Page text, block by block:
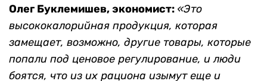
Олег Буклемишев, экономист: «Это
высококалорийная продукция, которая
замещает, возможно, другие товары, которые
попали под ценовое регулирование, и люди
боятся, что из их рациона изымут еще и